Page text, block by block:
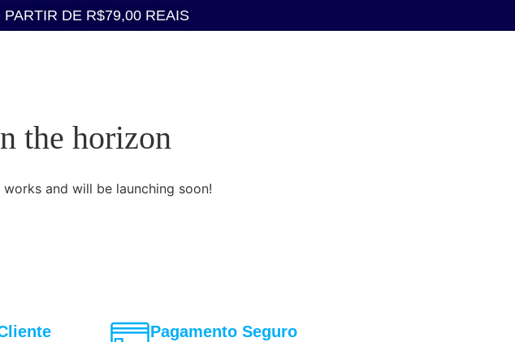
DE R$79,00 REAIS
the horizon
and will be launching soon!
Pagamento Seguro